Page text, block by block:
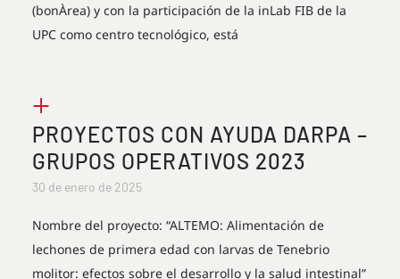
(bonÀrea) y con la participación de la inLab FIB de la
UPC como centro tecnológico, está
+
PROYECTOS CON AYUDA DARPA –
GRUPOS OPERATIVOS 2023
30 de enero de 2025
Nombre del proyecto: “ALTEMO: Alimentación de
lechones de primera edad con larvas de Tenebrio
molitor: efectos sobre el desarrollo y la salud intestinal”